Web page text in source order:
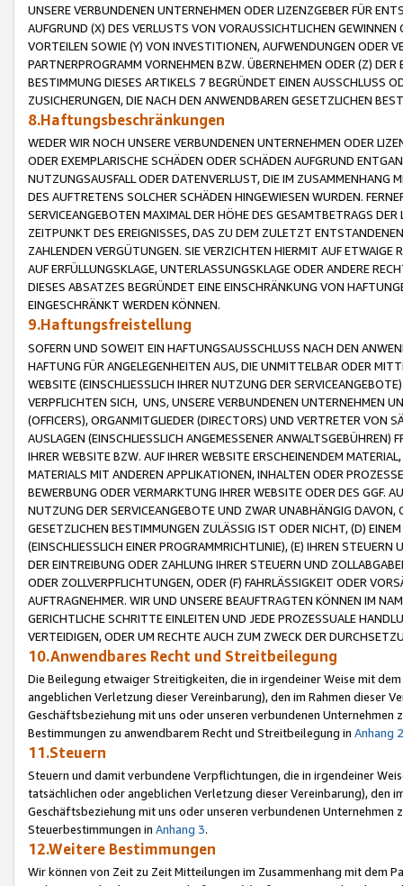
UNSERE VERBUNDENEN UNTERNEHMEN ODER LIZENZGEBER FÜR
AUFGRUND (X) DES VERLUSTS VON VORAUSSICHTLICHEN
VORTEILEN SOWIE (Y) VON INVESTITIONEN, AUFWENDUNGEN ODER
PARTNERPROGRAMM VORNEHMEN BZW. ÜBERNEHMEN ODER (Z)
BESTIMMUNG DIESES ARTIKELS 7 BEGRÜNDET EINEN AUSSCHLUSS
ZUSICHERUNGEN, DIE NACH DEN ANWENDBAREN GESETZLICHEN
8.Haftungsbeschränkungen
WEDER WIR NOCH UNSERE VERBUNDENEN UNTERNEHMEN ODER
ODER EXEMPLARISCHE SCHÄDEN ODER SCHÄDEN AUFGRUND
NUTZUNGSAUSFALL ODER DATENVERLUST, DIE IM ZUSAMMENHANG
DES AUFTRETENS SOLCHER SCHÄDEN HINGEWIESEN WURDEN.
SERVICEANGEBOTEN MAXIMAL DER HÖHE DES GESAMTBETRAGS
ZEITPUNKT DES EREIGNISSES, DAS ZU DEM ZULETZT
ZAHLENDEN VERGÜTUNGEN. SIE VERZICHTEN HIERMIT AUF
AUF ERFÜLLUNGSKLAGE, UNTERLASSUNGSKLAGE ODER ANDERE
DIESES ABSATZES BEGRÜNDET EINE EINSCHRÄNKUNG VON
EINGESCHRÄNKT WERDEN KÖNNEN.
9.Haftungsfreistellung
SOFERN UND SOWEIT EIN HAFTUNGSAUSSCHLUSS NACH DEN
HAFTUNG FÜR ANGELEGENHEITEN AUS, DIE UNMITTELBAR ODER
WEBSITE (EINSCHLIESSLICH IHRER NUTZUNG DER
VERPFLICHTEN SICH, UNS, UNSERE VERBUNDENEN UNTERNEHMEN
(OFFICERS), ORGANMITGLIEDER (DIRECTORS) UND VERTRETER VON
AUSLAGEN (EINSCHLIESSLICH ANGEMESSENER
IHRER WEBSITE BZW. AUF IHRER WEBSITE ERSCHEINENDEM
MATERIALS MIT ANDEREN APPLIKATIONEN, INHALTEN ODER
BEWERBUNG ODER VERMARKTUNG IHRER WEBSITE ODER DES GGF.
NUTZUNG DER SERVICEANGEBOTE UND ZWAR UNABHÄNGIG
GESETZLICHEN BESTIMMUNGEN ZULÄSSIG IST ODER NICHT, (D)
(EINSCHLIESSLICH EINER PROGRAMMRICHTLINIE), (E) IHREN
DER EINTREIBUNG ODER ZAHLUNG IHRER STEUERN UND
ODER ZOLLVERPFLICHTUNGEN, ODER (F) FAHRLÄSSIGKEIT ODER
AUFTRAGNEHMER. WIR UND UNSERE BEAUFTRAGTEN KÖNNEN IM
GERICHTLICHE SCHRITTE EINLEITEN UND JEDE PROZESSUALE
VERTEIDIGEN, ODER UM RECHTE AUCH ZUM ZWECK DER
10.Anwendbares Recht und Streitbeilegung
Die Beilegung etwaiger Streitigkeiten, die in irgendeiner Weise mit
angeblichen Verletzung dieser Vereinbarung), den im Rahmen dieser
Geschäftsbeziehung mit uns oder unseren verbundenen
Bestimmungen zu anwendbarem Recht und Streitbeilegung in Anhang 2
11.Steuern
Steuern und damit verbundene Verpflichtungen, die in irgendeiner
tatsächlichen oder angeblichen Verletzung dieser Vereinbarung), den
Geschäftsbeziehung mit uns oder unseren verbundenen
Steuerbestimmungen in Anhang 3.
12.Weitere Bestimmungen
Wir können von Zeit zu Zeit Mitteilungen im Zusammenhang mit dem